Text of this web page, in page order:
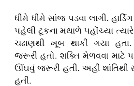
ધીમે ધીમે સાંજ પડવા લાગી.
પહેલી ટૂકના મથાળે પહોંચ્યા
ચઢાણથી ખૂબ થાકી ગયા
જરૂરી હતો. શક્તિ મેળવવા માટે
ઊંઘવું જરૂરી હતી. અહીં શાંતિથી
હતી.